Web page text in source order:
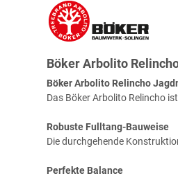
Böker Arbolito
Böker Arbolito Relincho
Das Böker Arbolito Relincho
Robuste Fulltang-Bauweise
Die durchgehende
Perfekte Balance